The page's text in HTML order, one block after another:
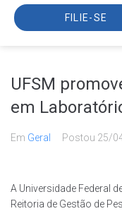
FILIE-SE
UFSM
em
Em Geral Postou 25/
A Universidade Federal
Reitoria de Gestão de